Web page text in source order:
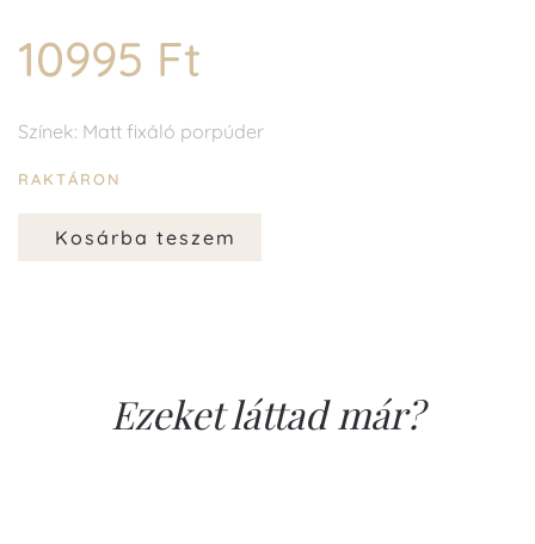
10995 Ft
Színek: Matt fixáló porpúder
RAKTÁRON
Kosárba teszem
Ezeket láttad már?